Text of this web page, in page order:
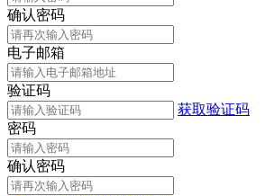
确认密码
电子邮箱
验证码
获取验证码
密码
确认密码